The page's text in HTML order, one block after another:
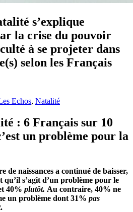
s’explique
la crise du pouvoir
à se projeter dans
selon les Français
Echos, Natalité
: 6 Français sur 10
un problème pour la
de naissances a continué de baisser,
qu’il s’agit d’un problème pour le
40% plutôt. Au contraire, 40% ne
un problème dont 31% pas
.